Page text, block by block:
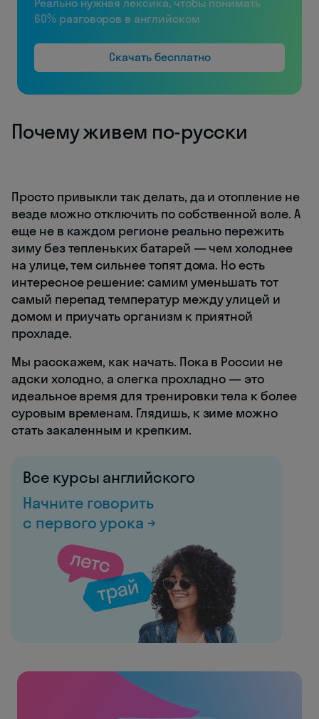
Реально нужная лексика, чтобы понимать
60% разговоров в английском
Скачать бесплатно
Почему живем по-русски
Просто привыкли так делать, да и отопление не
везде можно отключить по собственной воле. А
еще не в каждом регионе реально пережить
зиму без тепленьких батарей — чем холоднее
на улице, тем сильнее топят дома. Но есть
интересное решение: самим уменьшать тот
самый перепад температур между улицей и
домом и приучать организм к приятной
прохладе.
Мы расскажем, как начать. Пока в России не
адски холодно, а слегка прохладно — это
идеальное время для тренировки тела к более
суровым временам. Глядишь, к зиме можно
стать закаленным и крепким.
Все курсы английского
Начните говорить
с первого урока →